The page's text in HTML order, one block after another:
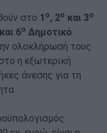
στο 1 ο, 2ο και 3ο
και 6ο Δημοτικό
ολοκλήρωσή τους
η εξωτερική
άνεσης για τη